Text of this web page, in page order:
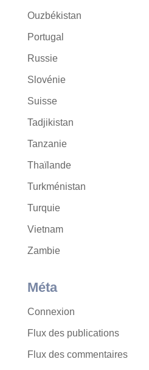
Ouzbékistan
Portugal
Russie
Slovénie
Suisse
Tadjikistan
Tanzanie
Thaïlande
Turkménistan
Turquie
Vietnam
Zambie
Méta
Connexion
Flux des publications
Flux des commentaires